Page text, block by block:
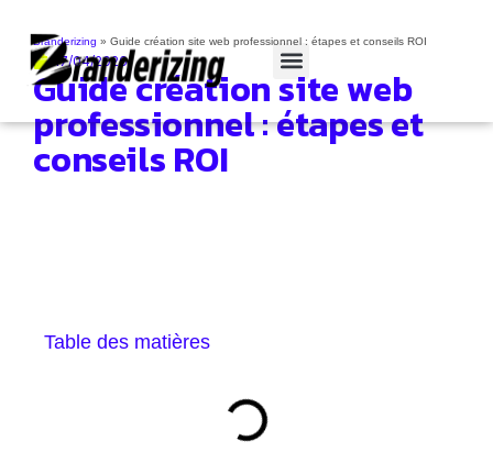
Branderizing » Guide création site web professionnel : étapes et conseils ROI
17/04/2026
Guide création site web
professionnel : étapes et
conseils ROI
Table des matières